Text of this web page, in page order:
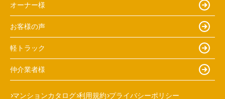
オーナー様
お客様の声
軽トラック
仲介業者様
マンションカタログ 利用規約 プライバシーポリシー